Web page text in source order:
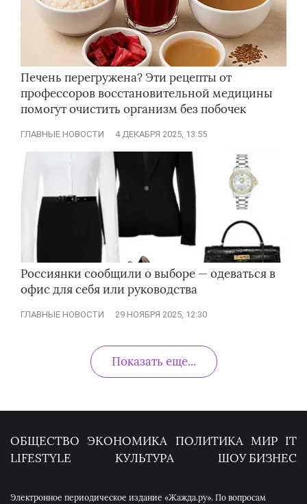
Печень перегружена? Эти рецепты от
профессоров восстановительной медицины
помогут очистить организм без побочек
ГЛАВНЫЕ НОВОСТИ 4 ДЕКАБРЯ 2025, 13:55
Россиянки сообщили о выборе — одеваться в
офис для себя или руководства
ГЛАВНЫЕ НОВОСТИ 29 НОЯБРЯ 2025, 12:30
Показать еще...
ОБЩЕСТВО ЭКОНОМИКА ПОЛИТИКА МИР IT
LIFESTYLE
КУЛЬТУРА ШОУ БИЗНЕС
Электронное периодическое издание «Жажда.ру». По вопросам